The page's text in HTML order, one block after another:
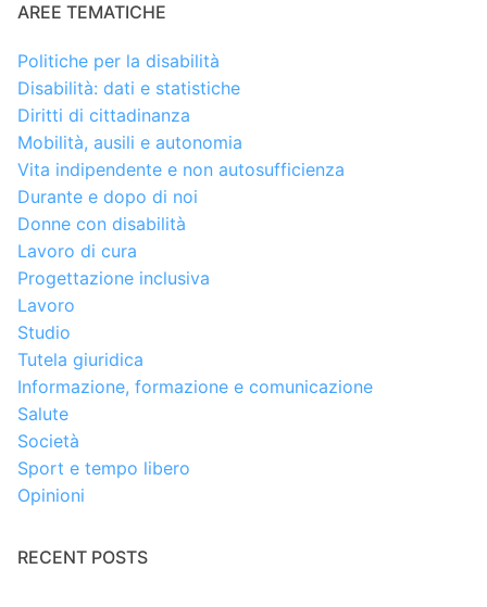
AREE TEMATICHE
Politiche per la disabilità
Disabilità: dati e statistiche
Diritti di cittadinanza
Mobilità, ausili e autonomia
Vita indipendente e non autosufficienza
Durante e dopo di noi
Donne con disabilità
Lavoro di cura
Progettazione inclusiva
Lavoro
Studio
Tutela giuridica
Informazione, formazione e comunicazione
Salute
Società
Sport e tempo libero
Opinioni
RECENT POSTS